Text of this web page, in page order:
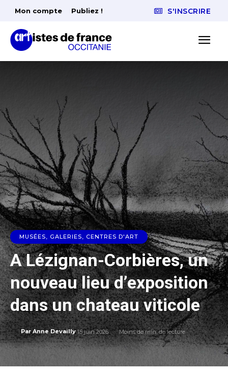
Mon compte Publiez ! S'INSCRIRE
MUSÉES, GALERIES, CENTRES D'ART
A Lézignan-Corbières, un
nouveau lieu d’exposition
dans un chateau viticole
Par Anne Devailly 15 juin 2026 Moins demin. de lecture